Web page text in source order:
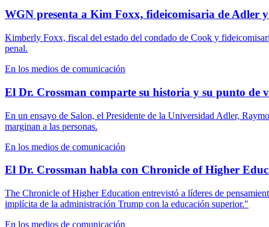
WGN presenta a Kim Foxx, fideicomisaria de Adler
Kimberly Foxx, fiscal del estado del condado de Cook y
penal.
En los medios de comunicación
El Dr. Crossman comparte su historia y su punto de
En un ensayo de Salon, el Presidente de la Universidad Adler,
marginan a las personas.
En los medios de comunicación
El Dr. Crossman habla con Chronicle of Higher
The Chronicle of Higher Education entrevistó a líderes de
implícita de la administración Trump con la educación superior."
En los medios de comunicación